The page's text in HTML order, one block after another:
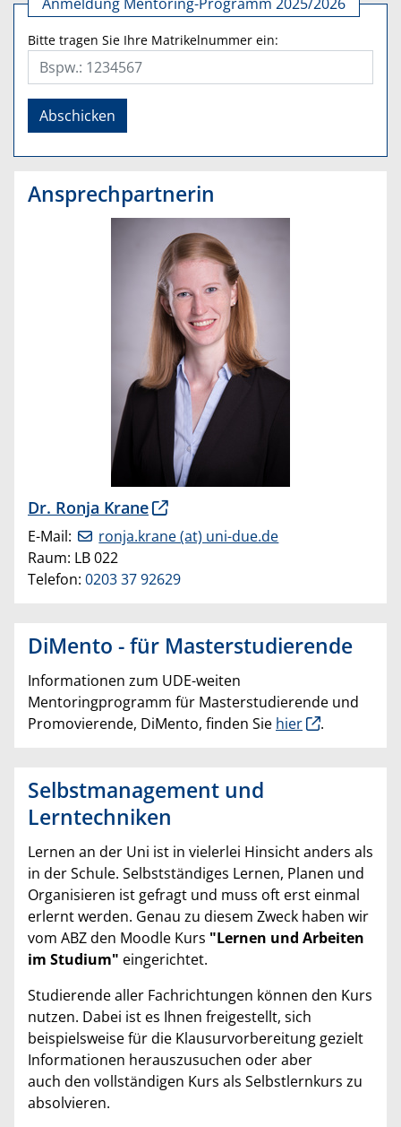
Bitte tragen Sie Ihre Matrikelnummer ein:
Ansprechpartnerin
Dr. Ronja Krane
E-Mail:
ronja.krane (at) uni-due.de
Raum: LB 022
Telefon: 0203 37 92629
DiMento - für Masterstudierende
Informationen zum UDE-weiten
Mentoringprogramm für Masterstudierende und
Promovierende, DiMento, finden Sie hier .
Selbstmanagement und
Lerntechniken
Lernen an der Uni ist in vielerlei Hinsicht anders als
in der Schule. Selbstständiges Lernen, Planen und
Organisieren ist gefragt und muss oft erst einmal
erlernt werden. Genau zu diesem Zweck haben wir
vom ABZ den Moodle Kurs "Lernen und Arbeiten
im Studium" eingerichtet.
Studierende aller Fachrichtungen können den Kurs
nutzen. Dabei ist es Ihnen freigestellt, sich
beispielsweise für die Klausurvorbereitung gezielt
Informationen herauszusuchen oder aber
auch den vollständigen Kurs als Selbstlernkurs zu
absolvieren.